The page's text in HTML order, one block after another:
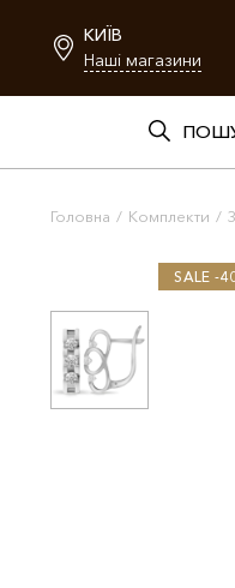
КИЇВ
Наші магазини
Головна / Комплекти /
SALE -